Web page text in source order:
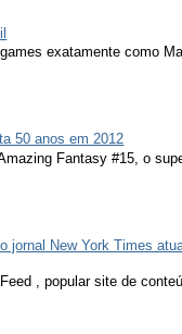
exatamente como
50 anos em 2012
Fantasy #15, o
jornal New York Times
, popular site de